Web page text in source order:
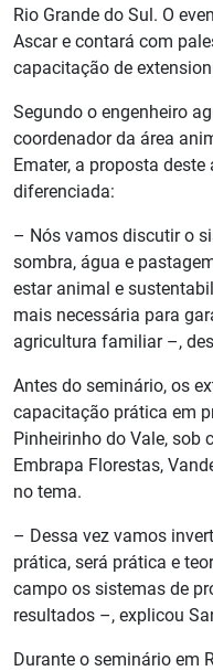
Rio Grande do Sul. O
Ascar e contará com
capacitação de
Segundo o engenheiro
coordenador da área
Emater, a proposta
diferenciada:
– Nós vamos discutir o
sombra, água e
estar animal e
mais necessária para
agricultura familiar –,
Antes do seminário, os
capacitação prática em
Pinheirinho do Vale, sob
Embrapa Florestas,
no tema.
– Dessa vez vamos
prática, será prática e
campo os sistemas de
resultados –, explicou
Durante o seminário em